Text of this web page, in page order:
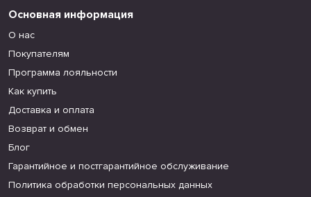
Основная информация
О нас
Покупателям
Программа лояльности
Как купить
Доставка и оплата
Возврат и обмен
Блог
Гарантийное и постгарантийное обслуживание
Политика обработки персональных данных